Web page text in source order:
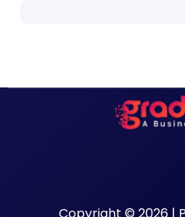
Copyright © 2026 |